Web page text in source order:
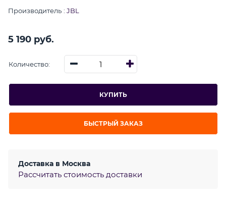
Производитель : JBL
5 190 руб.
Количество:
КУПИТЬ
БЫСТРЫЙ ЗАКАЗ
Доставка в Москва
Рассчитать стоимость доставки